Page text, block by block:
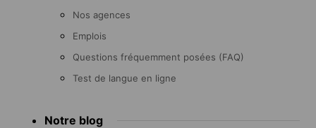
Nos agences
Emplois
Questions fréquemment posées (FAQ)
Test de langue en ligne
Notre blog